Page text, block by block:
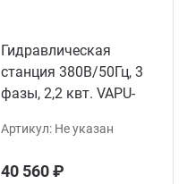
Гидравлическая
станция 380В/50Гц, 3
фазы, 2,2 квт. VAPU-
Артикул: Не указан
40 560 ₽